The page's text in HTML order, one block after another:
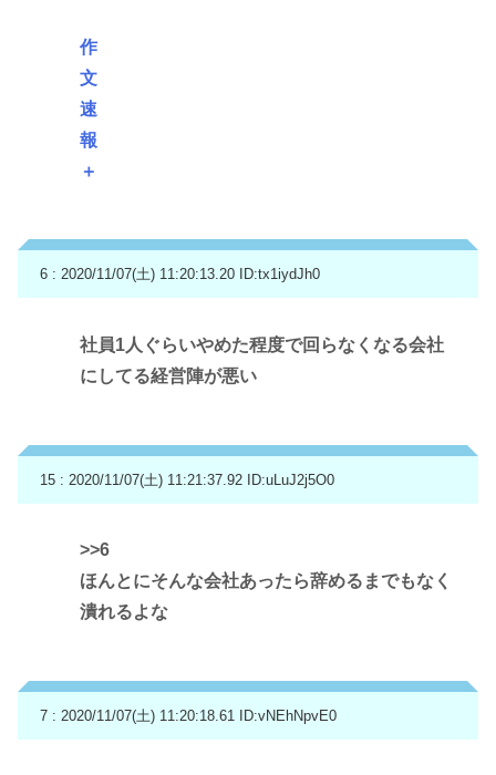
作
文
速
報
＋
6 : 2020/11/07(土) 11:20:13.20 ID:tx1iydJh0
社員1人ぐらいやめた程度で回らなくなる会社
にしてる経営陣が悪い
15 : 2020/11/07(土) 11:21:37.92 ID:uLuJ2j5O0
>>6
ほんとにそんな会社あったら辞めるまでもなく
潰れるよな
7 : 2020/11/07(土) 11:20:18.61 ID:vNEhNpvE0